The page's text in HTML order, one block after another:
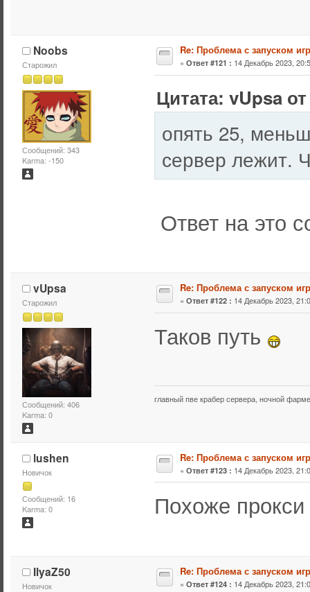
Noobs
Старожил
Сообщений: 343
Karma: -150
Re: Проблема с запуском
« Ответ #121 : 14 Декабрь 2023,
Цитата: vUpsa
опять 25,
сервер лежит.
Ответ на это
vUpsa
Старожил
Сообщений: 406
Karma: 0
Re: Проблема с запуском
« Ответ #122 : 14 Декабрь 2023,
Таков путь
главный пве крабер сервера, ночной
lushen
Новичок
Сообщений: 16
Karma: 0
Re: Проблема с запуском
« Ответ #123 : 14 Декабрь 2023,
Похоже
IlyaZ50
Новичок
Re: Проблема с запуском
« Ответ #124 : 14 Декабрь 2023,